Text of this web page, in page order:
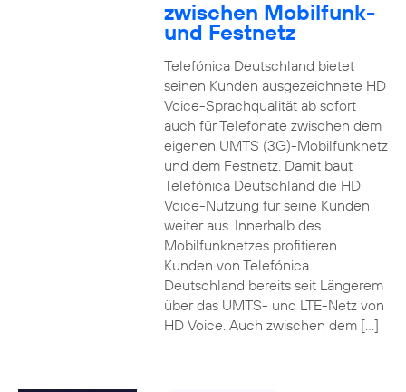
zwischen Mobilfunk-
und Festnetz
Telefónica Deutschland bietet
seinen Kunden ausgezeichnete HD
Voice-Sprachqualität ab sofort
auch für Telefonate zwischen dem
eigenen UMTS (3G)-Mobilfunknetz
und dem Festnetz. Damit baut
Telefónica Deutschland die HD
Voice-Nutzung für seine Kunden
weiter aus. Innerhalb des
Mobilfunknetzes profitieren
Kunden von Telefónica
Deutschland bereits seit Längerem
über das UMTS- und LTE-Netz von
HD Voice. Auch zwischen dem […]